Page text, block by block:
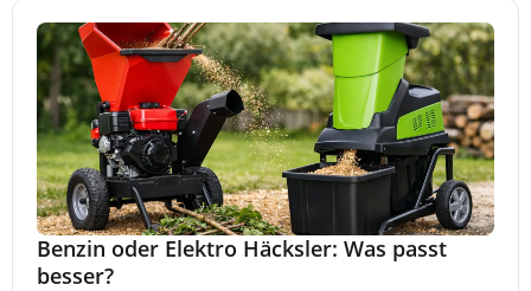
Benzin oder Elektro Häcksler: Was passt
besser?